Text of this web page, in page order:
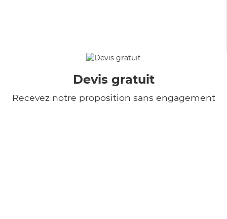
Devis gratuit
Recevez notre proposition sans engagement